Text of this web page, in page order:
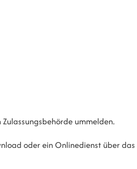
ummelden.
oder ein Onlinedienst über das